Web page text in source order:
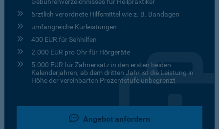
ärztlich verordnete Hilfsmittel wie z. B. Bandagen
umfangreiche Kurleistungen
400 EUR für Sehhilfen
2.000 EUR pro Ohr für Hörgeräte
5.000 EUR für Zahnersatz in den ersten beiden
Kalenderjahren, ab dem dritten Jahr ist die Leistung in
Höhe der vereinbarten Prozentstufe unbegrenzt
Angebot anfordern